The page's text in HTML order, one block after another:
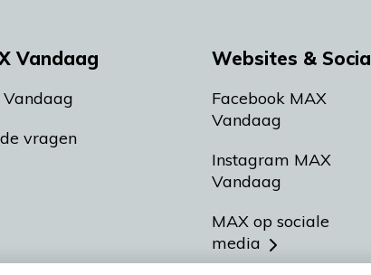
Vandaag
vragen
Websites & Social
Facebook MAX
Vandaag
Instagram MAX
Vandaag
MAX op sociale
media